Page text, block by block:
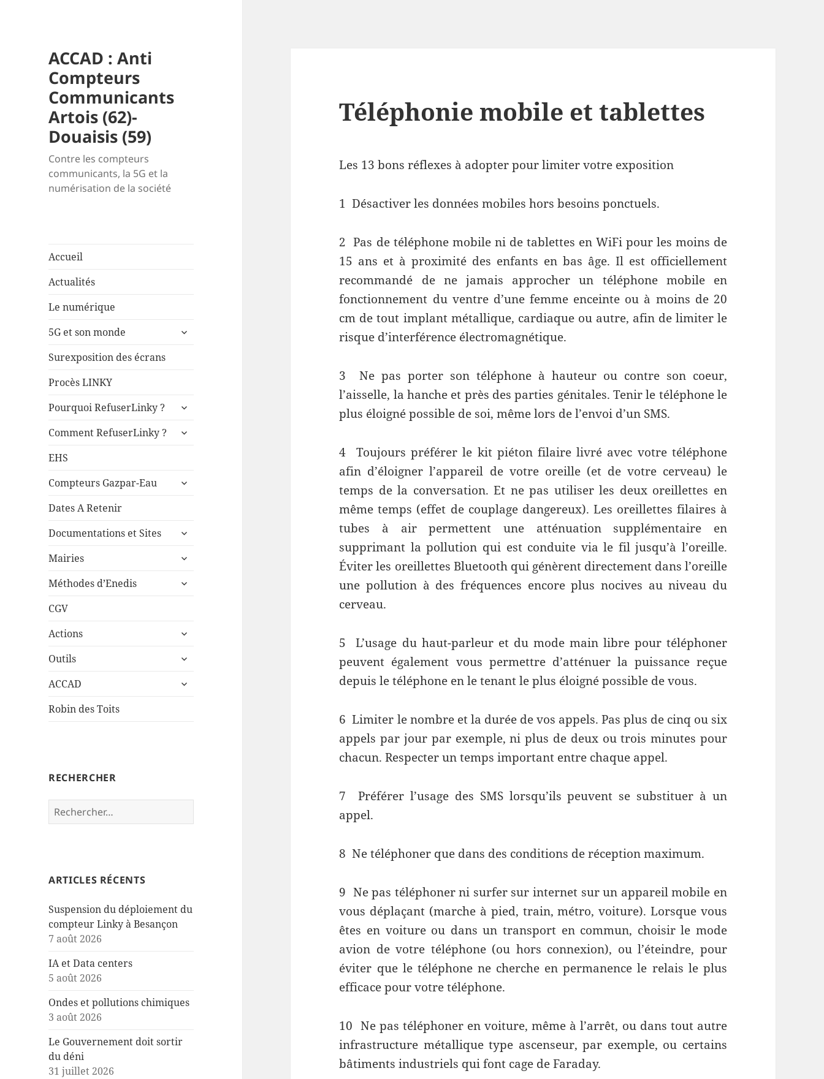
ACCAD : Anti
Compteurs
Communicants
Artois (62)-
Douaisis (59)
Contre les compteurs
communicants, la 5G et la
numérisation de la société
Accueil
Actualités
Le numérique
5G et son monde
ouvrir
Surexposition des écrans
Procès LINKY
Pourquoi RefuserLinky ?
ouvrir
sous-
Comment RefuserLinky ?
ouvrir
EHS
Compteurs Gazpar-Eau
ouvrir
Dates A Retenir
Documentations et Sites
ouvrir
sous-
Mairies
ouvrir
sous-
Méthodes d’Enedis
ouvrir
CGV
Actions
ouvrir
sous-
Outils
ouvrir
sous-
ACCAD
ouvrir
Robin des Toits
RECHERCHER
Rechercher :
ARTICLES RÉCENTS
Suspension du déploiement du
compteur Linky à Besançon
7 août 2026
IA et Data centers
5 août 2026
Ondes et pollutions chimiques
3 août 2026
Le Gouvernement doit sortir
du déni
31 juillet 2026
Téléphonie mobile et tablettes
Les 13 bons réflexes à adopter pour limiter votre exposition
1 Désactiver les données mobiles hors besoins ponctuels.
2 Pas de téléphone mobile ni de tablettes en WiFi pour les moins de
15 ans et à proximité des enfants en bas âge. Il est officiellement
recommandé de ne jamais approcher un téléphone mobile en
fonctionnement du ventre d’une femme enceinte ou à moins de 20
cm de tout implant métallique, cardiaque ou autre, afin de limiter le
risque d’interférence électromagnétique.
3
Ne pas porter son téléphone à hauteur ou contre son coeur,
l’aisselle, la hanche et près des parties génitales. Tenir le téléphone le
plus éloigné possible de soi, même lors de l’envoi d’un SMS.
4
Toujours préférer le kit piéton filaire livré avec votre téléphone
afin d’éloigner l’appareil de votre oreille (et de votre cerveau) le
temps de la conversation. Et ne pas utiliser les deux oreillettes en
même temps (effet de couplage dangereux). Les oreillettes filaires à
tubes à air permettent une atténuation supplémentaire en
supprimant la pollution qui est conduite via le fil jusqu’à l’oreille.
Éviter les oreillettes Bluetooth qui génèrent directement dans l’oreille
une pollution à des fréquences encore plus nocives au niveau du
cerveau.
5
L’usage du haut-parleur et du mode main libre pour téléphoner
peuvent également vous permettre d’atténuer la puissance reçue
depuis le téléphone en le tenant le plus éloigné possible de vous.
6 Limiter le nombre et la durée de vos appels. Pas plus de cinq ou six
appels par jour par exemple, ni plus de deux ou trois minutes pour
chacun. Respecter un temps important entre chaque appel.
7
Préférer l’usage des SMS lorsqu’ils peuvent se substituer à un
appel.
8 Ne téléphoner que dans des conditions de réception maximum.
9 Ne pas téléphoner ni surfer sur internet sur un appareil mobile en
vous déplaçant (marche à pied, train, métro, voiture). Lorsque vous
êtes en voiture ou dans un transport en commun, choisir le mode
avion de votre téléphone (ou hors connexion), ou l’éteindre, pour
éviter que le téléphone ne cherche en permanence le relais le plus
efficace pour votre téléphone.
10 Ne pas téléphoner en voiture, même à l’arrêt, ou dans tout autre
infrastructure métallique type ascenseur, par exemple, ou certains
bâtiments industriels qui font cage de Faraday.